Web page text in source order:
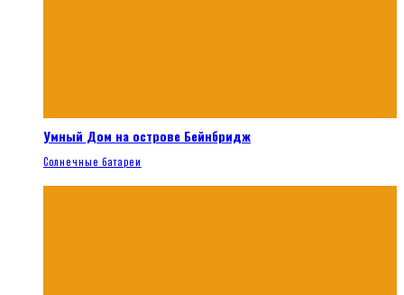
Умный Дом на острове Бейнбридж
Солнечные батареи